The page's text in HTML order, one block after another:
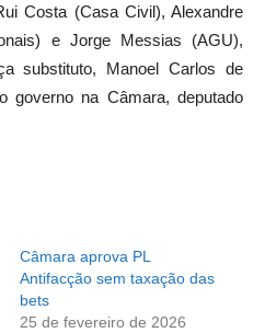
Costa (Casa Civil), Alexandre
e Jorge Messias (AGU),
substituto, Manoel Carlos de
governo na Câmara, deputado
Câmara aprova PL
Antifacção sem taxação das
bets
25 de fevereiro de 2026